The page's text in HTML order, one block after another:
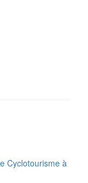
Cyclotourisme à